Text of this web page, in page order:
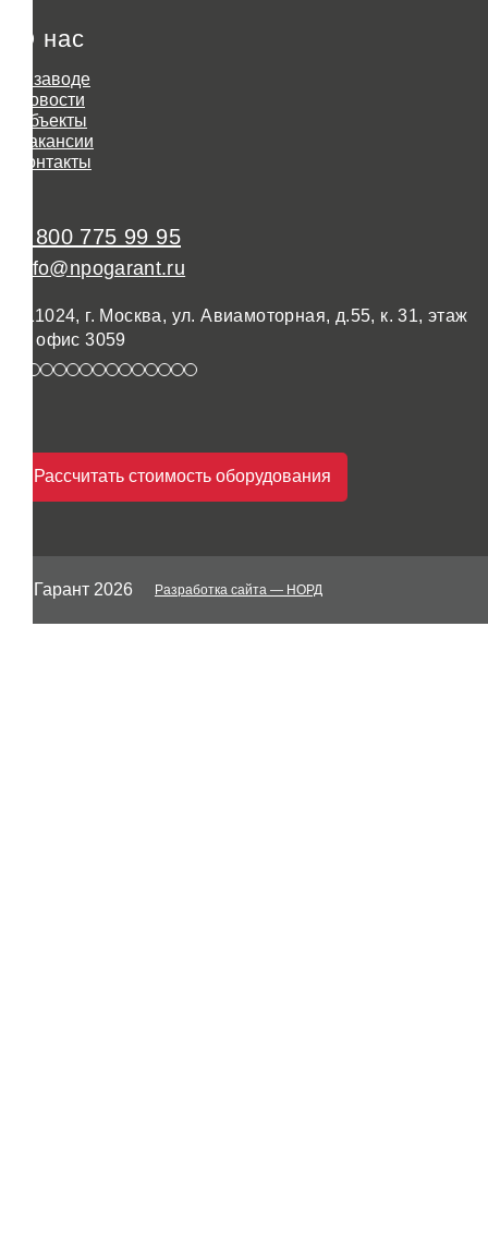
О нас
О заводе
Новости
Объекты
Вакансии
Контакты
8 800 775 99 95
info@npogarant.ru
111024, г. Москва, ул. Авиамоторная, д.55, к. 31, этаж
3, офис 3059
Рассчитать стоимость оборудования
© Гарант 2026 Разработка сайта — НОРД